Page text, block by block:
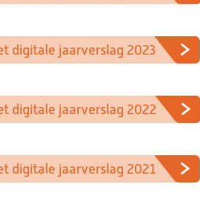
digitale jaarverslag 2023
digitale jaarverslag 2022
digitale jaarverslag 2021